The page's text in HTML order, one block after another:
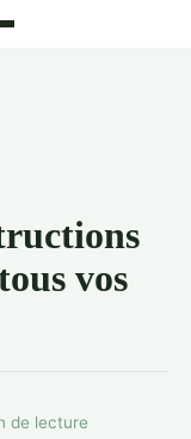
vos
de lecture